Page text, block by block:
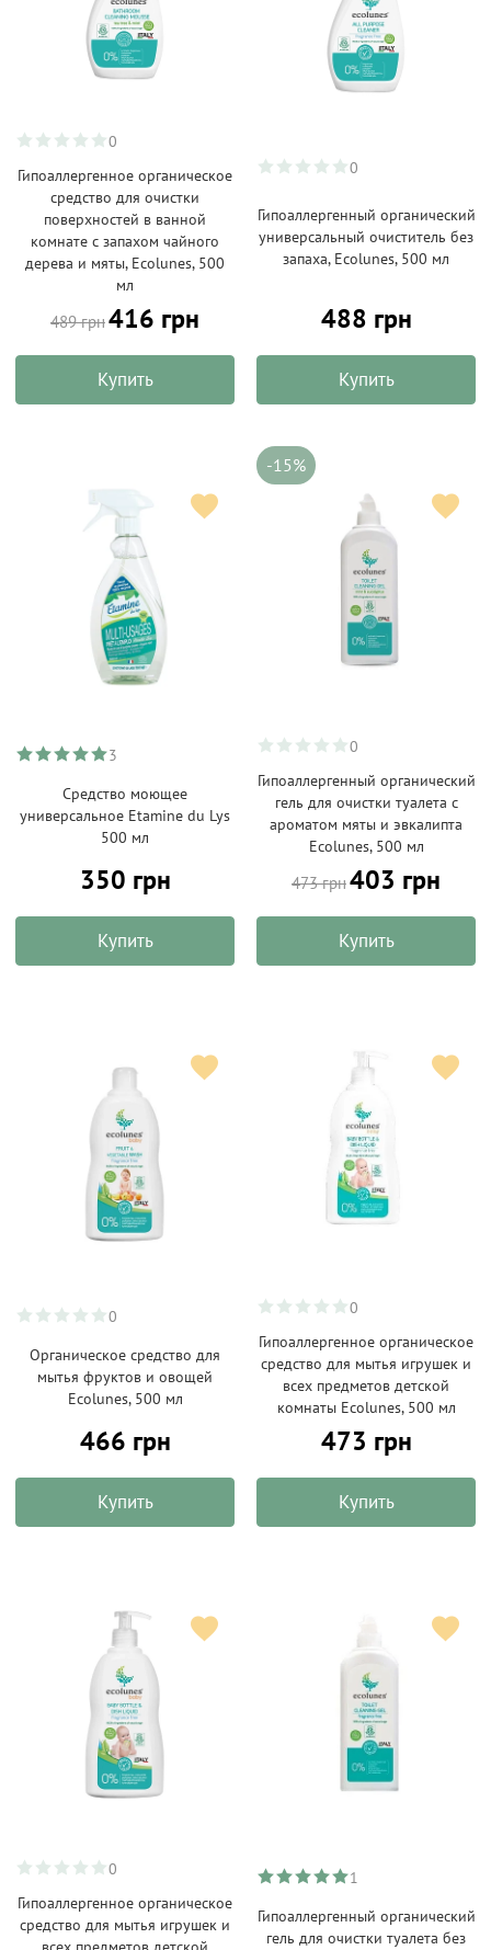
0
Гипоаллергенное органическое
средство для очистки
поверхностей в ванной
комнате с запахом чайного
дерева и мяты, Ecolunes, 500
мл
489 грн416 грн
Купить
0
Гипоаллергенный органический
универсальный очиститель без
запаха, Ecolunes, 500 мл
488 грн
Купить
3
Средство моющее
универсальное Etamine du Lys
500 мл
350 грн
Купить
-15%
0
Гипоаллергенный органический
гель для очистки туалета с
ароматом мяты и эвкалипта
Ecolunes, 500 мл
473 грн403 грн
Купить
0
Органическое средство для
мытья фруктов и овощей
Ecolunes, 500 мл
466 грн
Купить
0
Гипоаллергенное органическое
средство для мытья игрушек и
всех предметов детской
комнаты Ecolunes, 500 мл
473 грн
Купить
0
Гипоаллергенное органическое
средство для мытья игрушек и
1
Гипоаллергенный органический
гель для очистки туалета без